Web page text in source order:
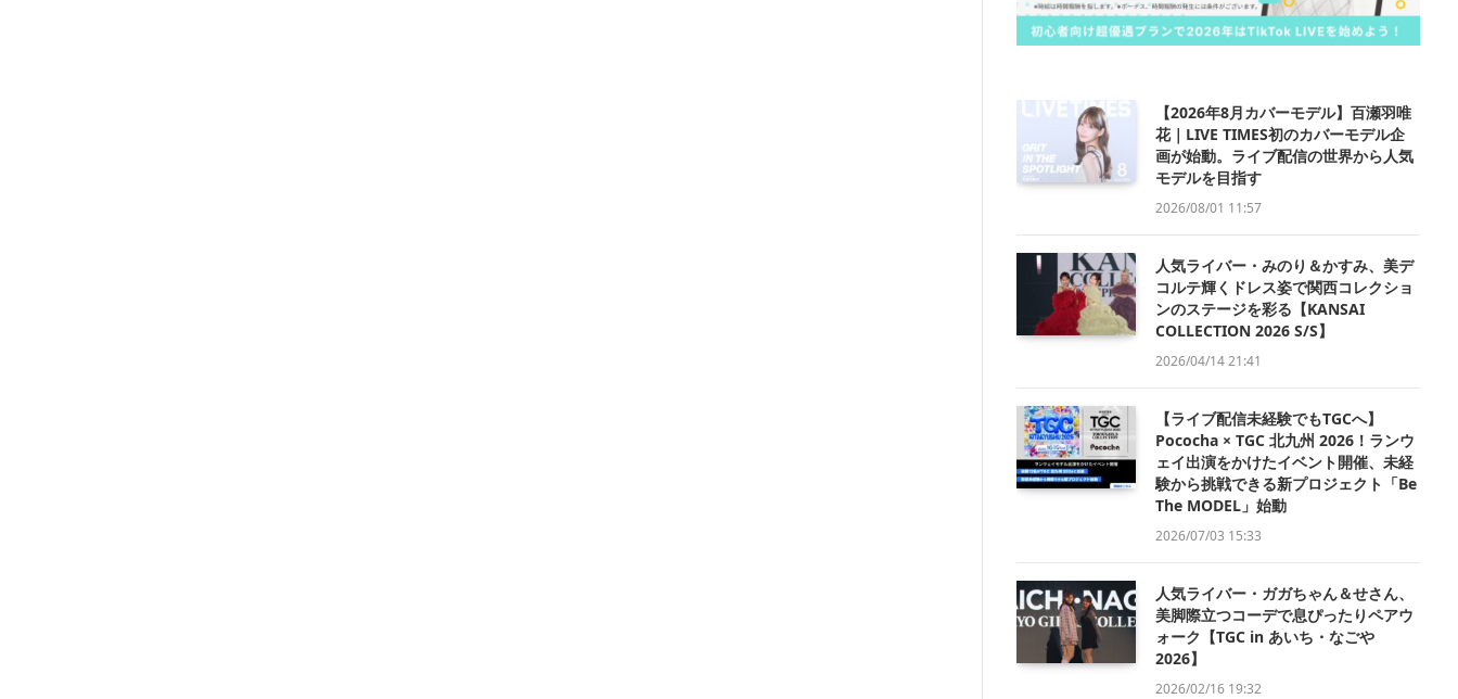
【2026年8月カバーモデル】百瀬羽唯
花｜LIVE TIMES初のカバーモデル企
画が始動。ライブ配信の世界から人気
モデルを目指す
2026/08/01 11:57
人気ライバー・みのり＆かすみ、美デ
コルテ輝くドレス姿で関西コレクショ
ンのステージを彩る【KANSAI
COLLECTION 2026 S/S】
2026/04/14 21:41
【ライブ配信未経験でもTGCへ】
Pococha × TGC 北九州 2026！ランウ
ェイ出演をかけたイベント開催、未経
験から挑戦できる新プロジェクト「Be
The MODEL」始動
2026/07/03 15:33
人気ライバー・ガガちゃん＆せさん、
美脚際立つコーデで息ぴったりペアウ
ォーク【TGC in あいち・なごや
2026】
2026/02/16 19:32